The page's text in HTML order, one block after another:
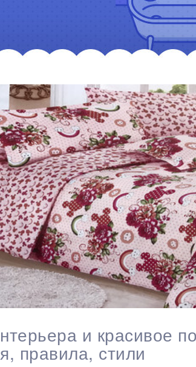
и красивое
правила, стили